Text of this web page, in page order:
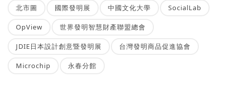
北市圖 國際發明展 中國文化大學 SocialLab
OpView 世界發明智慧財產聯盟總會
JDIE日本設計創意暨發明展 台灣發明商品促進協會
Microchip 永春分館